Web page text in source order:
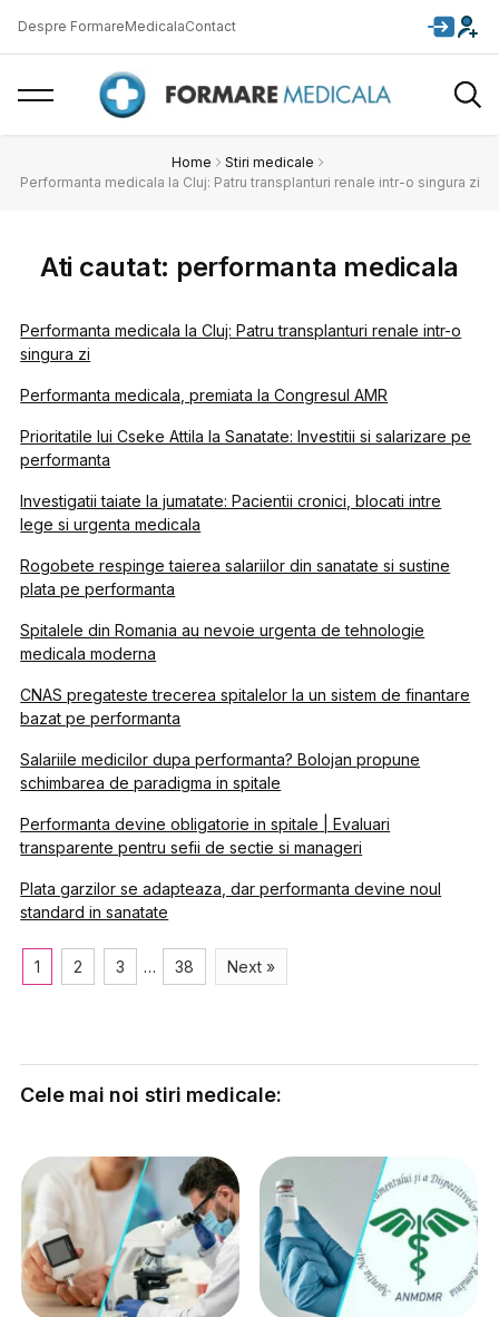
Despre FormareMedicalaContact
Home
Stiri medicale
Performanta medicala la Cluj: Patru transplanturi renale intr-o singura zi
Ati cautat: performanta medicala
Performanta medicala la Cluj: Patru transplanturi renale intr-o
singura zi
Performanta medicala, premiata la Congresul AMR
Prioritatile lui Cseke Attila la Sanatate: Investitii si salarizare pe
performanta
Investigatii taiate la jumatate: Pacientii cronici, blocati intre
lege si urgenta medicala
Rogobete respinge taierea salariilor din sanatate si sustine
plata pe performanta
Spitalele din Romania au nevoie urgenta de tehnologie
medicala moderna
CNAS pregateste trecerea spitalelor la un sistem de finantare
bazat pe performanta
Salariile medicilor dupa performanta? Bolojan propune
schimbarea de paradigma in spitale
Performanta devine obligatorie in spitale | Evaluari
transparente pentru sefii de sectie si manageri
Plata garzilor se adapteaza, dar performanta devine noul
standard in sanatate
1 2 3 … 38 Next »
Cele mai noi stiri medicale: